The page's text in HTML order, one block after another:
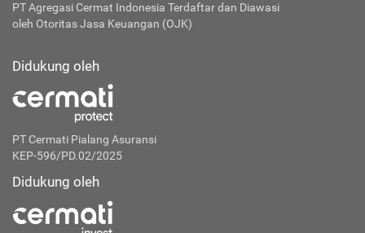
PT Agregasi Cermat Indonesia Terdaftar dan Diawasi
oleh Otoritas Jasa Keuangan (OJK)
Didukung oleh
PT Cermati Pialang Asuransi
KEP-596/PD.02/2025
Didukung oleh